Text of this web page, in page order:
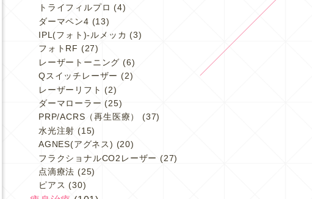
トライフィルプロ (4)
ダーマペン4 (13)
IPL(フォト)-ルメッカ (3)
フォトRF (27)
レーザートーニング (6)
Qスイッチレーザー (2)
レーザーリフト (2)
ダーマローラー (25)
PRP/ACRS（再生医療）
(37)
水光注射 (15)
AGNES(アグネス) (20)
フラクショナルCO2レーザー (27)
点滴療法 (25)
ピアス (30)